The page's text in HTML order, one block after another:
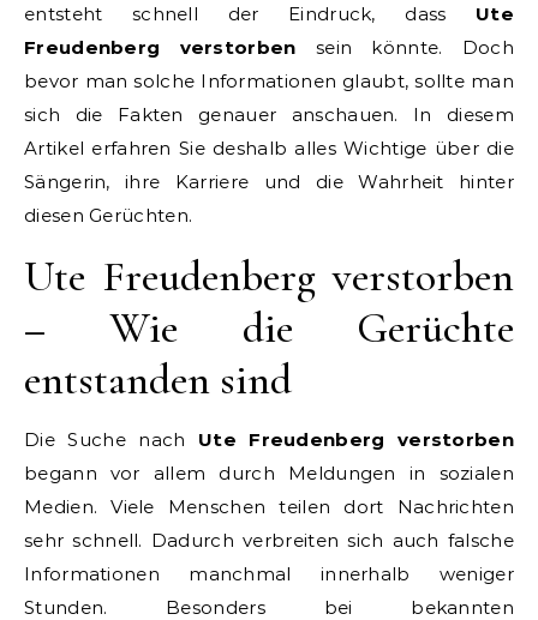
entsteht schnell der Eindruck, dass Ute
Freudenberg verstorben sein könnte. Doch
bevor man solche Informationen glaubt, sollte man
sich die Fakten genauer anschauen. In diesem
Artikel erfahren Sie deshalb alles Wichtige über die
Sängerin, ihre Karriere und die Wahrheit hinter
diesen Gerüchten.
Ute Freudenberg verstorben
– Wie die Gerüchte
entstanden sind
Die Suche nach Ute Freudenberg verstorben
begann vor allem durch Meldungen in sozialen
Medien. Viele Menschen teilen dort Nachrichten
sehr schnell. Dadurch verbreiten sich auch falsche
Informationen manchmal innerhalb weniger
Stunden. Besonders bei bekannten